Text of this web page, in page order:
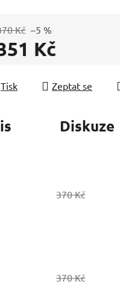
Kč –5 %
Kč
Tisk
Zeptat se
Diskuze
370 Kč
370 Kč